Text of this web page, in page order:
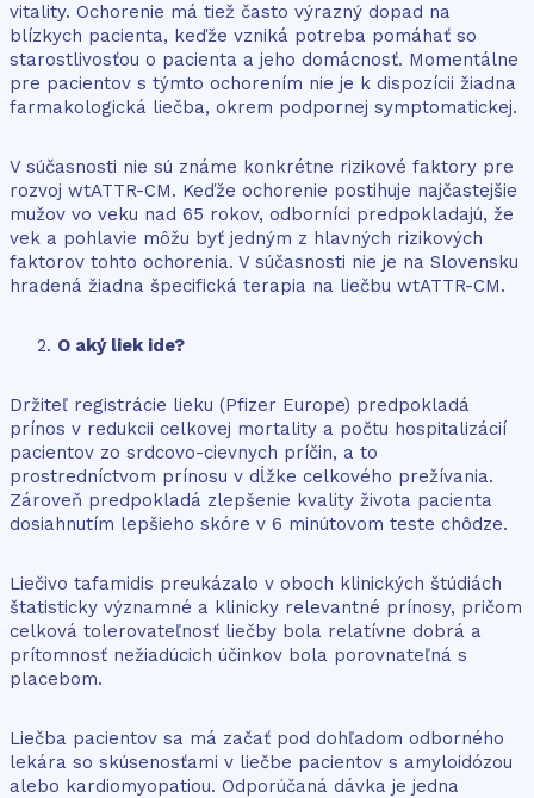
vitality. Ochorenie má tiež často výrazný dopad na
blízkych pacienta, keďže vzniká potreba pomáhať so
starostlivosťou o pacienta a jeho domácnosť. Momentálne
pre pacientov s týmto ochorením nie je k dispozícii žiadna
farmakologická liečba, okrem podpornej symptomatickej.
V súčasnosti nie sú známe konkrétne rizikové faktory pre
rozvoj wtATTR-CM. Keďže ochorenie postihuje najčastejšie
mužov vo veku nad 65 rokov, odborníci predpokladajú, že
vek a pohlavie môžu byť jedným z hlavných rizikových
faktorov tohto ochorenia. V súčasnosti nie je na Slovensku
hradená žiadna špecifická terapia na liečbu wtATTR-CM.
O aký liek ide?
Držiteľ registrácie lieku (Pfizer Europe) predpokladá
prínos v redukcii celkovej mortality a počtu hospitalizácií
pacientov zo srdcovo-cievnych príčin, a to
prostredníctvom prínosu v dĺžke celkového prežívania.
Zároveň predpokladá zlepšenie kvality života pacienta
dosiahnutím lepšieho skóre v 6 minútovom teste chôdze.
Liečivo tafamidis preukázalo v oboch klinických štúdiách
štatisticky významné a klinicky relevantné prínosy, pričom
celková tolerovateľnosť liečby bola relatívne dobrá a
prítomnosť nežiadúcich účinkov bola porovnateľná s
placebom.
Liečba pacientov sa má začať pod dohľadom odborného
lekára so skúsenosťami v liečbe pacientov s amyloidózou
alebo kardiomyopatiou. Odporúčaná dávka je jedna